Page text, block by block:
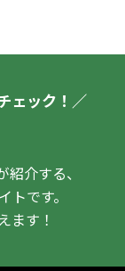
ェック！／
介する、
です。
ます！